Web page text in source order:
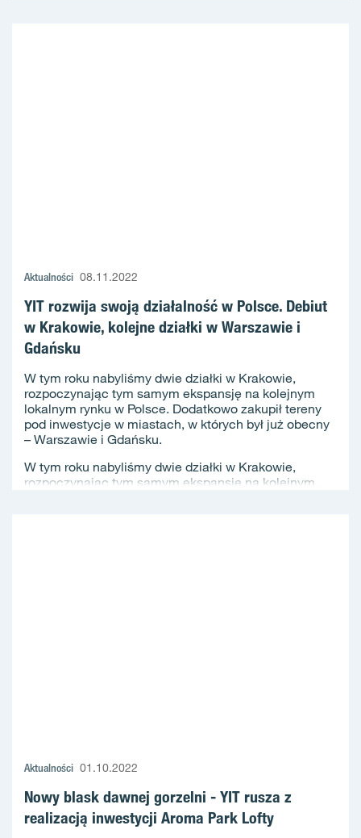
Aktualności 08.11.2022
YIT rozwija swoją działalność w Polsce. Debiut
w Krakowie, kolejne działki w Warszawie i
Gdańsku
W tym roku nabyliśmy dwie działki w Krakowie,
rozpoczynając tym samym ekspansję na kolejnym
lokalnym rynku w Polsce. Dodatkowo zakupił tereny
pod inwestycje w miastach, w których był już obecny
– Warszawie i Gdańsku.
W tym roku nabyliśmy dwie działki w Krakowie,
rozpoczynając tym samym ekspansję na kolejnym...
Aktualności 01.10.2022
Nowy blask dawnej gorzelni - YIT rusza z
realizacją inwestycji Aroma Park Lofty